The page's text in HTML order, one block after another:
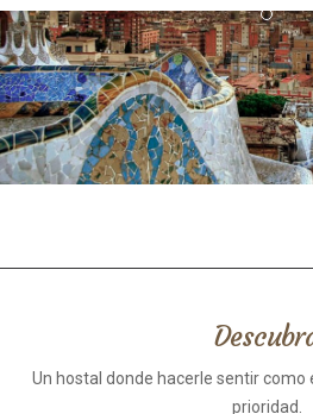
Un hostal donde hacerle sentir como
prioridad.